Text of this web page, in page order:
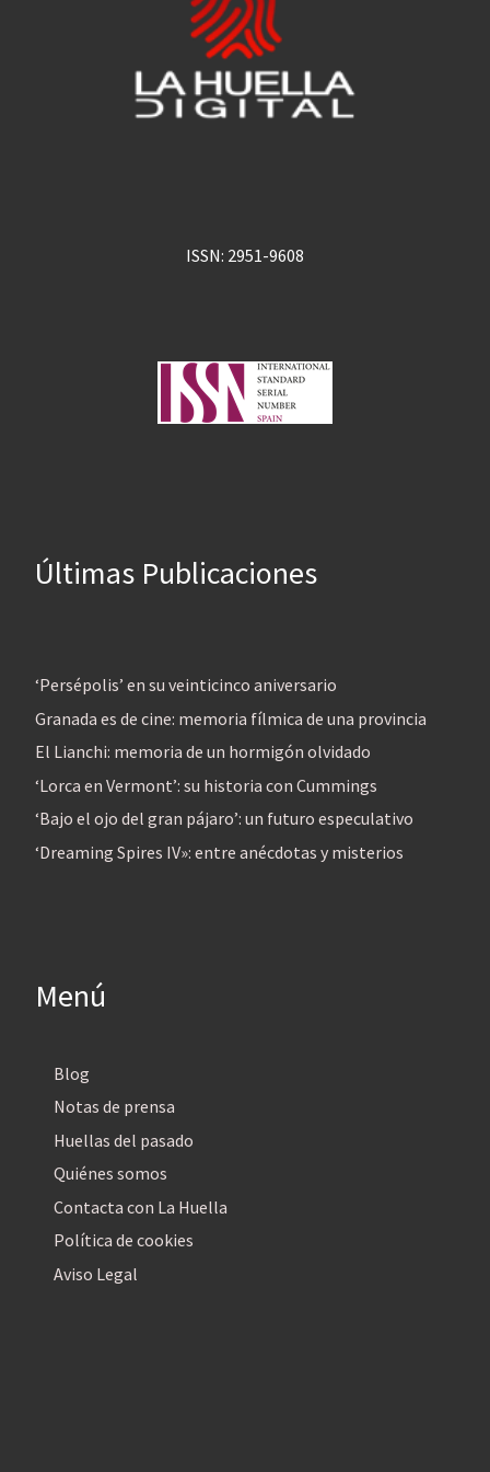
ISSN: 2951-9608
Últimas Publicaciones
‘Persépolis’ en su veinticinco aniversario
Granada es de cine: memoria fílmica de una provincia
El Lianchi: memoria de un hormigón olvidado
‘Lorca en Vermont’: su historia con Cummings
‘Bajo el ojo del gran pájaro’: un futuro especulativo
‘Dreaming Spires IV»: entre anécdotas y misterios
Menú
Blog
Notas de prensa
Huellas del pasado
Quiénes somos
Contacta con La Huella
Política de cookies
Aviso Legal